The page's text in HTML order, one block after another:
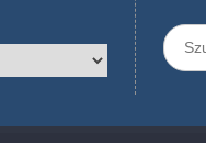
Search
for: